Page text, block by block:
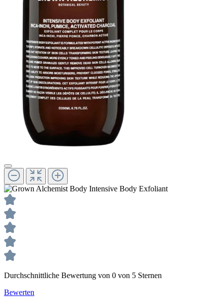
Durchschnittliche Bewertung von 0 von 5 Sternen
Bewerten